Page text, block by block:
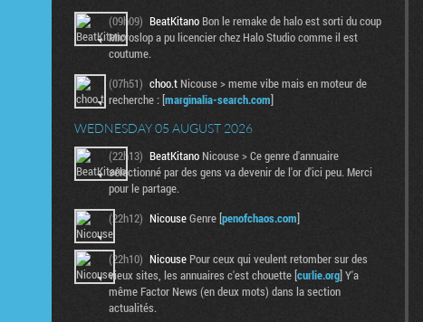
(09h09) BeatKitano Bon le remake de halo est sorti du coup
Microslop a pu licencier chez Halo Studio comme il est
coutume.
(07h51) choo.t Nicouse > meme vibe mais en moteur de
recherche : [marginalia-search.com]
WEDNESDAY 05 AUGUST 2026
(22h13) BeatKitano Nicouse > Ce genre d'annuaire
sélectionné par des gens va devenir de l'or d'ici peu. Merci
pour le partage.
(22h12) NicouseGenre [penofchaos.com]
(22h10) Nicouse Pour ceux qui veulent retomber sur des
vieux sites, les annuaires c'est chouette [curlie.org] Y'a
même Factor News (en deux mots) dans la section
actualités.